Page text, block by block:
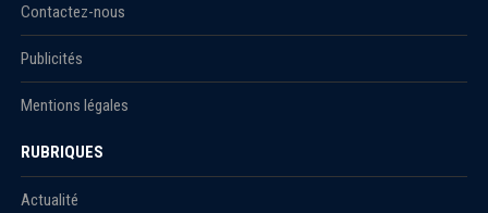
Contactez-nous
Publicités
Mentions légales
RUBRIQUES
Actualité